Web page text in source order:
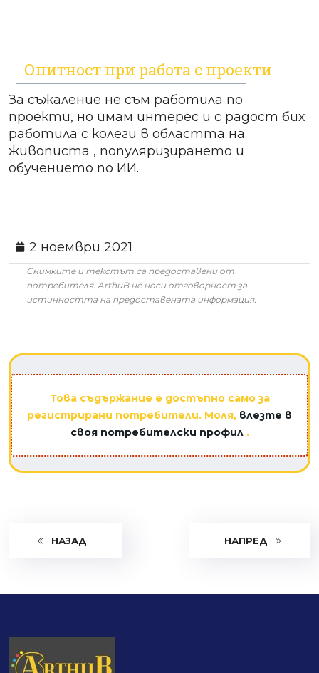
Опитност при работа с проекти
За съжаление не съм работила по
проекти, но имам интерес и с радост бих
работила с колеги в областта на
живописта , популяризирането и
обучението по ИИ.
2 ноември 2021
Снимките и текстът са предоставени от
потребителя. ArthuB не носи отговорност за
истинността на предоставената информация.
Това съдържание е достъпно само за
регистрирани потребители. Моля, влезте в
своя потребителски профил .
НАЗАД НАПРЕД